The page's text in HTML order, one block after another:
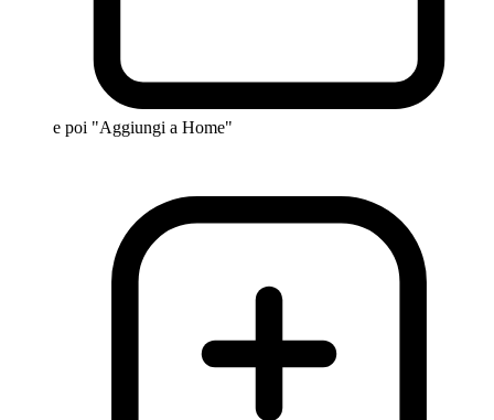
e poi "Aggiungi a Home"